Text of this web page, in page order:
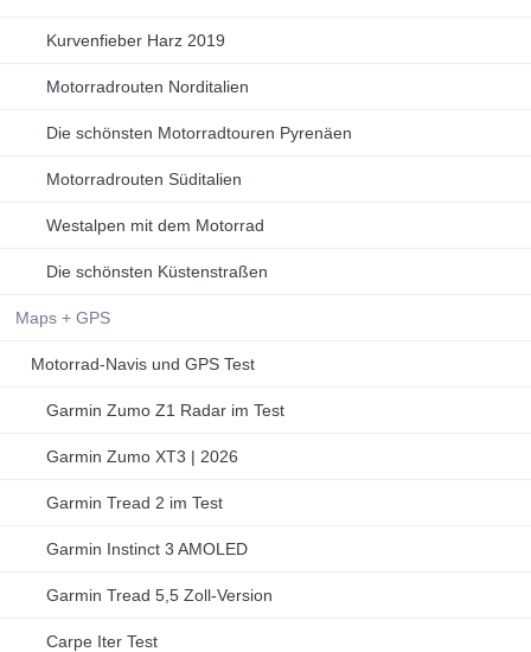
Kurvenfieber Harz 2019
Motorradrouten Norditalien
Die schönsten Motorradtouren Pyrenäen
Motorradrouten Süditalien
Westalpen mit dem Motorrad
Die schönsten Küstenstraßen
Maps + GPS
Motorrad-Navis und GPS Test
Garmin Zumo Z1 Radar im Test
Garmin Zumo XT3 | 2026
Garmin Tread 2 im Test
Garmin Instinct 3 AMOLED
Garmin Tread 5,5 Zoll-Version
Carpe Iter Test